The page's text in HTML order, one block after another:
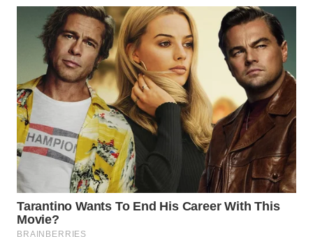
TANJUNG
LESUNG
WN
KARO
SIMALUNGUN
WN
LABUHANBATU
WN
TAPANULI